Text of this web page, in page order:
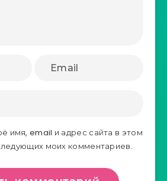
имя, email и адрес сайта в этом
моих комментариев.